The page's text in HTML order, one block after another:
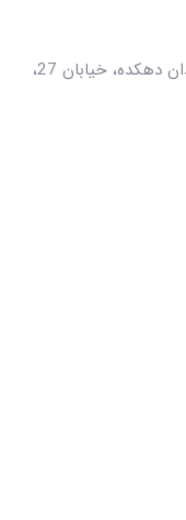
تهران، بلوار دهکده المپیک، بعد از میدان دهکده، خیابان 27،